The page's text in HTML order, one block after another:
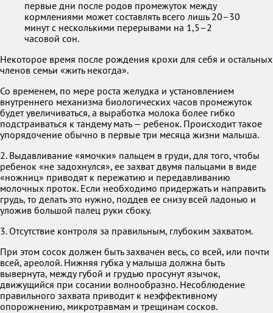
первые дни после родов промежуток между
кормлениями может составлять всего лишь 20–30
минут с несколькими перерывами на 1,5–2
часовой сон.
Некоторое время после рождения крохи для себя и остальных
членов семьи «жить некогда».
Со временем, по мере роста желудка и установлением
внутреннего механизма биологических часов промежуток
будет увеличиваться, а выработка молока более гибко
подстраиваться к тандему мать — ребенок. Происходит такое
упорядочение обычно в первые три месяца жизни малыша.
2. Выдавливание «ямочки» пальцем в груди, для того, чтобы
ребенок «не задохнулся», ее захват двумя пальцами в виде
«ножниц» приводят к пережатию и передавливанию
молочных проток. Если необходимо придержать и направить
грудь, то делать это нужно, поддев ее снизу всей ладонью и
уложив большой палец руки сбоку.
3. Отсутствие контроля за правильным, глубоким захватом.
При этом сосок должен быть захвачен весь, со всей, или почти
всей, ареолой. Нижняя губка у малыша должна быть
вывернута, между губой и грудью просунут язычок,
движущийся при сосании волнообразно. Несоблюдение
правильного захвата приводит к неэффективному
опорожнению, микротравмам и трещинам сосков.